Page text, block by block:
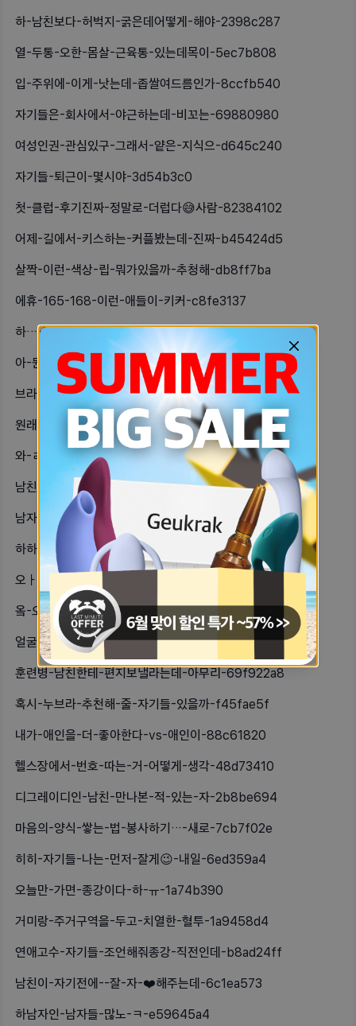
하-남친보다-허벅지-굵은데어떻게-해야-2398c287
열-두통-오한-몸살-근육통-있는데목이-5ec7b808
입-주위에-이게-낫는데-좁쌀여드름인가-8ccfb540
자기들은-회사에서-야근하는데-비꼬는-69880980
여성인권-관심있구-그래서-얕은-지식으-d645c240
자기들-퇴근이-몇시야-3d54b3c0
첫-클럽-후기진짜-정말로-더럽다😅사람-82384102
어제-길에서-키스하는-커플봤는데-진짜-b45424d5
살짝-이런-색상-립-뭐가있을까-추청해-db8ff7ba
에휴-165-168-이런-애들이-키커-c8fe3137
하…-내-남자친구-저-싸가지-없는-말-c826b1b4
아-뭔가-미신-안-믿는데-생생한-꿈은-745ab514
브라-샀는데뽕브라도-아님-과하게-모으-a0f220fc
원래-친구사이-전부터-알고-지낸-사이-c7888f3b
와-ㄹㅈㄷ-병신년-밤샘-겅부할라고커피-7bc4867f
남친이-나랑-사귀는동안-날-사랑하지않-9b036c7a
남자친구-어머님-선물-뭘-드려야-할까-21a71682
하하-오늘-소음순-수술한다엄마가-겁나-5e4af33b
오ㅏ-클리자위하다가-3분만에감-ㅋㅋㅋ-607b997f
옼-오늘-남친이랑-첨해밧는디-목졸려서-fafcc7fb
얼굴은-잘생겻는데-ㄹㅇㅈ-원ㅂ닮음-키-826a860f
훈련병-남친한테-편지보낼라는데-아무리-69f922a8
혹시-누브라-추천해-줄-자기들-있을까-f45fae5f
내가-애인을-더-좋아한다-vs-애인이-88c61820
헬스장에서-번호-따는-거-어떻게-생각-48d73410
디그레이디인-남친-만나본-적-있는-자-2b8be694
마음의-양식-쌓는-법-봉사하기…-새로-7cb7f02e
히히-자기들-나는-먼저-잘게😉-내일-6ed359a4
오늘만-가면-종강이다-하-ㅠ-1a74b390
거미랑-주거구역을-두고-치열한-혈투-1a9458d4
연애고수-자기들-조언해줘종강-직전인데-b8ad24ff
남친이-자기전에--잘-자-❤️해주는데-6c1ea573
하남자인-남자들-많노-ㅋ-e59645a4